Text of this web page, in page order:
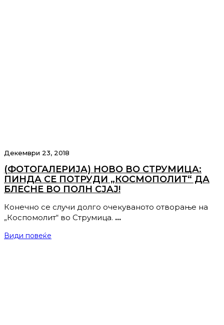
Декември 23, 2018
(ФОТОГАЛЕРИЈА) НОВО ВО СТРУМИЦА:
ПИНДА СЕ ПОТРУДИ „КОСМОПОЛИТ“ ДА
БЛЕСНЕ ВО ПОЛН СЈАЈ!
Конечно се случи долго очекуваното отворање на
„Коспомолит“ во Струмица. …
Види повеќе